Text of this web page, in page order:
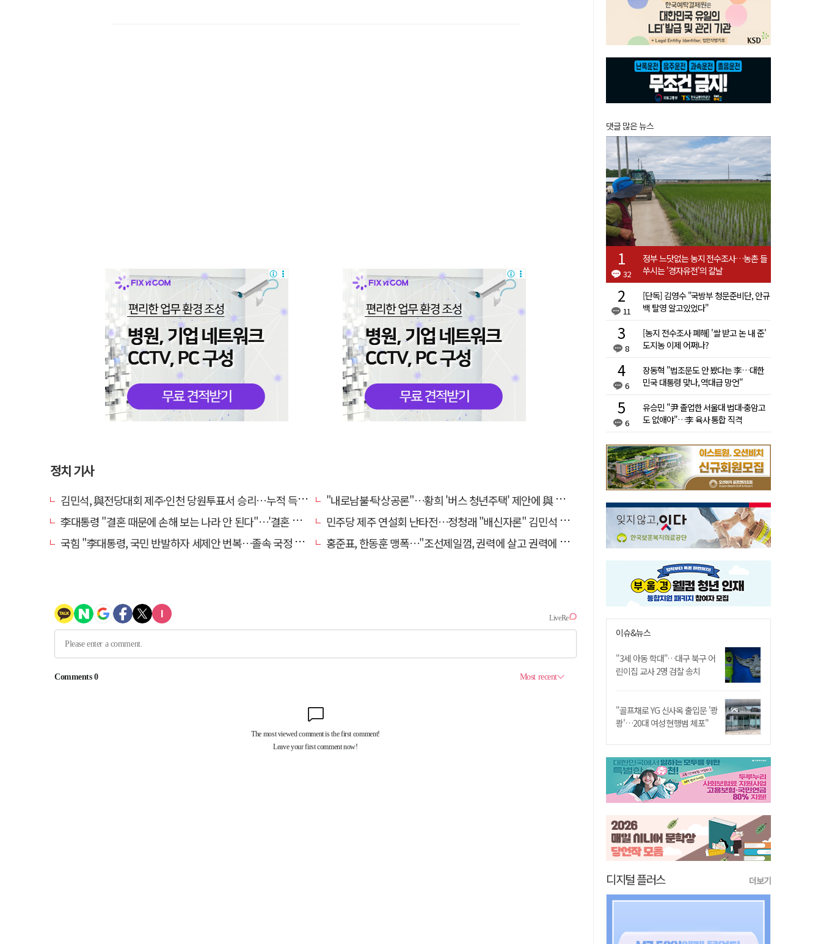
정치 기사
김민석, 與전당대회 제주·인천 당원투표서 승리…누적 득표는 '초박빙'
"내로남불·탁상공론"…황희 '버스 청년주택' 제안에 與 내부서도 쓴소리
李대통령 "결혼 때문에 손해 보는 나라 안 된다"…'결혼 페널티' 22개 손본다
민주당 제주 연설회 난타전…정청래 "배신자론" 김민석 "관리 무능"
국힘 "李대통령, 국민 반발하자 세제안 번복…졸속 국정 즉각 중단"
홍준표, 한동훈 맹폭…"조선제일껌, 권력에 살고 권력에 죽었다"
댓글 많은 뉴스
32
정부 느닷없는 농지 전수조사…농촌 들
쑤시는 '경자유전'의 칼날
11
[단독] 김영수 "국방부 청문준비단, 안규
백 탈영 알고있었다"
8
[농지 전수조사 폐해] '쌀 받고 논 내 준'
도지농 이제 어쩌나?
6
장동혁 "법조문도 안 봤다는 李…대한
민국 대통령 맞나, 역대급 망언"
6
유승민 "尹 졸업한 서울대 법대·충암고
도 없애야"…李 육사 통합 직격
이슈&뉴스
"3세 아동 학대"…대구 북구 어
린이집 교사 2명 검찰 송치
"골프채로 YG 신사옥 출입문 '쾅
쾅'…20대 여성 현행범 체포"
디지털 플러스 더보기